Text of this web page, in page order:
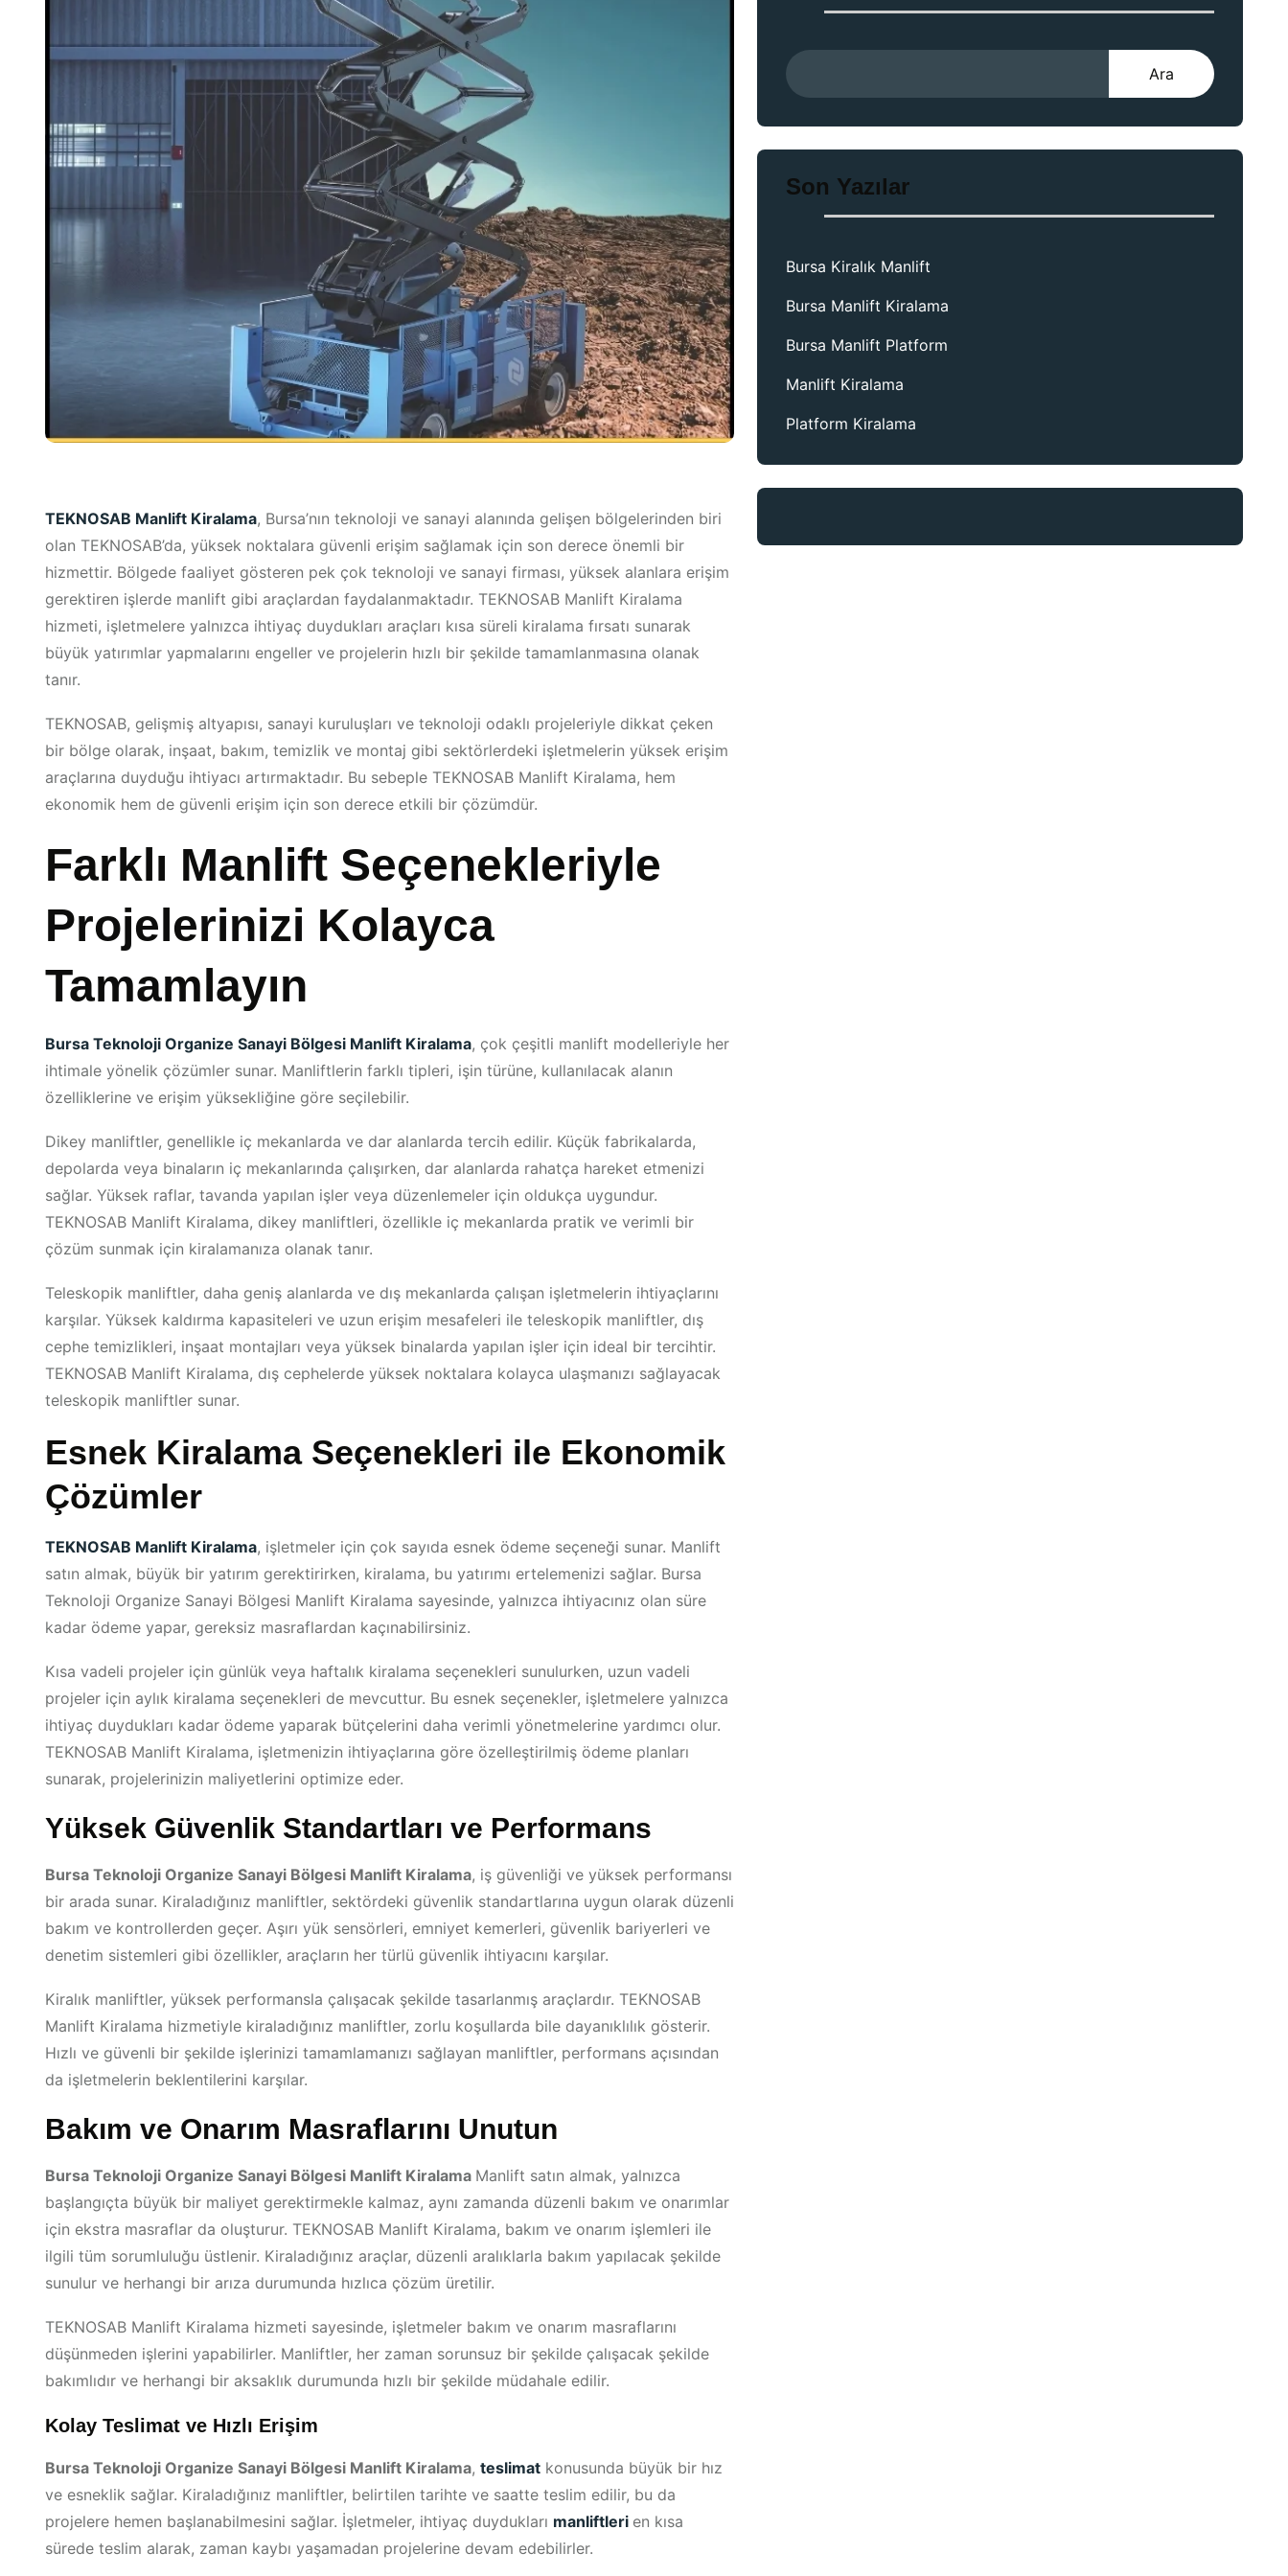
TEKNOSAB Manlift Kiralama, Bursa’nın teknoloji ve sanayi alanında gelişen bölgelerinden biri
olan TEKNOSAB’da, yüksek noktalara güvenli erişim sağlamak için son derece önemli bir
hizmettir. Bölgede faaliyet gösteren pek çok teknoloji ve sanayi firması, yüksek alanlara erişim
gerektiren işlerde manlift gibi araçlardan faydalanmaktadır. TEKNOSAB Manlift Kiralama
hizmeti, işletmelere yalnızca ihtiyaç duydukları araçları kısa süreli kiralama fırsatı sunarak
büyük yatırımlar yapmalarını engeller ve projelerin hızlı bir şekilde tamamlanmasına olanak
tanır.
TEKNOSAB, gelişmiş altyapısı, sanayi kuruluşları ve teknoloji odaklı projeleriyle dikkat çeken
bir bölge olarak, inşaat, bakım, temizlik ve montaj gibi sektörlerdeki işletmelerin yüksek erişim
araçlarına duyduğu ihtiyacı artırmaktadır. Bu sebeple TEKNOSAB Manlift Kiralama, hem
ekonomik hem de güvenli erişim için son derece etkili bir çözümdür.
Farklı Manlift Seçenekleriyle
Projelerinizi Kolayca
Tamamlayın
Bursa Teknoloji Organize Sanayi Bölgesi Manlift Kiralama, çok çeşitli manlift modelleriyle her
ihtimale yönelik çözümler sunar. Manliftlerin farklı tipleri, işin türüne, kullanılacak alanın
özelliklerine ve erişim yüksekliğine göre seçilebilir.
Dikey manliftler, genellikle iç mekanlarda ve dar alanlarda tercih edilir. Küçük fabrikalarda,
depolarda veya binaların iç mekanlarında çalışırken, dar alanlarda rahatça hareket etmenizi
sağlar. Yüksek raflar, tavanda yapılan işler veya düzenlemeler için oldukça uygundur.
TEKNOSAB Manlift Kiralama, dikey manliftleri, özellikle iç mekanlarda pratik ve verimli bir
çözüm sunmak için kiralamanıza olanak tanır.
Teleskopik manliftler, daha geniş alanlarda ve dış mekanlarda çalışan işletmelerin ihtiyaçlarını
karşılar. Yüksek kaldırma kapasiteleri ve uzun erişim mesafeleri ile teleskopik manliftler, dış
cephe temizlikleri, inşaat montajları veya yüksek binalarda yapılan işler için ideal bir tercihtir.
TEKNOSAB Manlift Kiralama, dış cephelerde yüksek noktalara kolayca ulaşmanızı sağlayacak
teleskopik manliftler sunar.
Esnek Kiralama Seçenekleri ile Ekonomik
Çözümler
TEKNOSAB Manlift Kiralama, işletmeler için çok sayıda esnek ödeme seçeneği sunar. Manlift
satın almak, büyük bir yatırım gerektirirken, kiralama, bu yatırımı ertelemenizi sağlar. Bursa
Teknoloji Organize Sanayi Bölgesi Manlift Kiralama sayesinde, yalnızca ihtiyacınız olan süre
kadar ödeme yapar, gereksiz masraflardan kaçınabilirsiniz.
Kısa vadeli projeler için günlük veya haftalık kiralama seçenekleri sunulurken, uzun vadeli
projeler için aylık kiralama seçenekleri de mevcuttur. Bu esnek seçenekler, işletmelere yalnızca
ihtiyaç duydukları kadar ödeme yaparak bütçelerini daha verimli yönetmelerine yardımcı olur.
TEKNOSAB Manlift Kiralama, işletmenizin ihtiyaçlarına göre özelleştirilmiş ödeme planları
sunarak, projelerinizin maliyetlerini optimize eder.
Yüksek Güvenlik Standartları ve Performans
Bursa Teknoloji Organize Sanayi Bölgesi Manlift Kiralama, iş güvenliği ve yüksek performansı
bir arada sunar. Kiraladığınız manliftler, sektördeki güvenlik standartlarına uygun olarak düzenli
bakım ve kontrollerden geçer. Aşırı yük sensörleri, emniyet kemerleri, güvenlik bariyerleri ve
denetim sistemleri gibi özellikler, araçların her türlü güvenlik ihtiyacını karşılar.
Kiralık manliftler, yüksek performansla çalışacak şekilde tasarlanmış araçlardır. TEKNOSAB
Manlift Kiralama hizmetiyle kiraladığınız manliftler, zorlu koşullarda bile dayanıklılık gösterir.
Hızlı ve güvenli bir şekilde işlerinizi tamamlamanızı sağlayan manliftler, performans açısından
da işletmelerin beklentilerini karşılar.
Bakım ve Onarım Masraflarını Unutun
Bursa Teknoloji Organize Sanayi Bölgesi Manlift Kiralama Manlift satın almak, yalnızca
başlangıçta büyük bir maliyet gerektirmekle kalmaz, aynı zamanda düzenli bakım ve onarımlar
için ekstra masraflar da oluşturur. TEKNOSAB Manlift Kiralama, bakım ve onarım işlemleri ile
ilgili tüm sorumluluğu üstlenir. Kiraladığınız araçlar, düzenli aralıklarla bakım yapılacak şekilde
sunulur ve herhangi bir arıza durumunda hızlıca çözüm üretilir.
TEKNOSAB Manlift Kiralama hizmeti sayesinde, işletmeler bakım ve onarım masraflarını
düşünmeden işlerini yapabilirler. Manliftler, her zaman sorunsuz bir şekilde çalışacak şekilde
bakımlıdır ve herhangi bir aksaklık durumunda hızlı bir şekilde müdahale edilir.
Kolay Teslimat ve Hızlı Erişim
Bursa Teknoloji Organize Sanayi Bölgesi Manlift Kiralama, teslimat konusunda büyük bir hız
ve esneklik sağlar. Kiraladığınız manliftler, belirtilen tarihte ve saatte teslim edilir, bu da
projelere hemen başlanabilmesini sağlar. İşletmeler, ihtiyaç duydukları manliftleri en kısa
sürede teslim alarak, zaman kaybı yaşamadan projelerine devam edebilirler.
Ara
Son Yazılar
Bursa Kiralık Manlift
Bursa Manlift Kiralama
Bursa Manlift Platform
Manlift Kiralama
Platform Kiralama